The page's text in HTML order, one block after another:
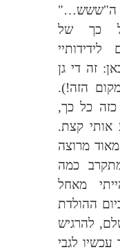
ה"ששש…"
כך של
זה די גן
הזה!).
כל כך,
אותי קצת.
מרוצה
כמה
מאחל
ההולדת
להרגיש
לגבי